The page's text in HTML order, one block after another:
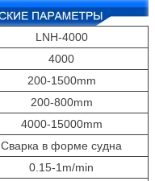
LNH-4000
4000
200-1500mm
200-800mm
4000-15000mm
Сварка в форме судна
0.15-1m/min